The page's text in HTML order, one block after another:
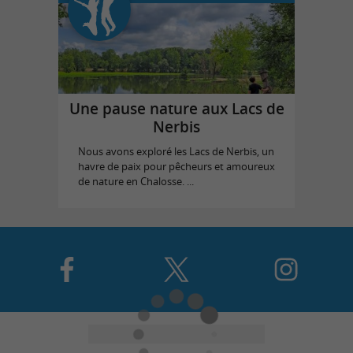
Une pause nature aux Lacs de
Nerbis
Nous avons exploré les Lacs de Nerbis, un
havre de paix pour pêcheurs et amoureux
de nature en Chalosse. ...